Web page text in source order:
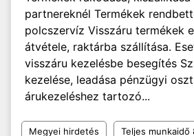
partnereknél Termékek
polcszervíz Visszáru termékek
átvétele, raktárba szállítása.
visszáru kezelésbe besegítés
kezelése, leadása pénzügyi
árukezeléshez tartozó...
Megyei hirdetés Teljes munkaidő